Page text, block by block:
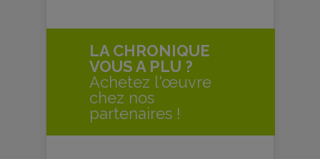
LA CHRONIQUE
VOUS A PLU ?
Achetez l'œuvre
chez nos
partenaires !